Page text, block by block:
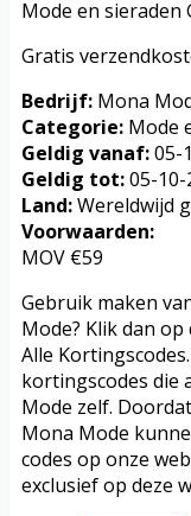
Mode en sieraden
Gratis
Bedrijf: Mona
Categorie: Mode
Geldig vanaf:05-
Geldig tot:05-10-
Land:Wereldwijd
Voorwaarden:
MOV €59
Gebruik maken
Mode? Klik dan
Alle
kortingscodes die
Mode zelf.
Mona Mode
codes op onze
exclusief op deze